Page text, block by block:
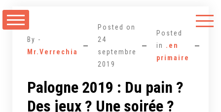
au
By -
Mr.Verrechia
Posted on
24
septembre
2019
Posted
in .en
primaire
Palogne 2019 : Du pain ?
Des jeux ? Une soirée ?